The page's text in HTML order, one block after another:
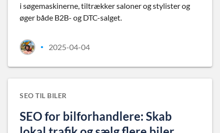
i søgemaskinerne, tiltrækker saloner og stylister og
øger både B2B- og DTC-salget.
• 2025-04-04
SEO TIL BILER
SEO for bilforhandlere: Skab